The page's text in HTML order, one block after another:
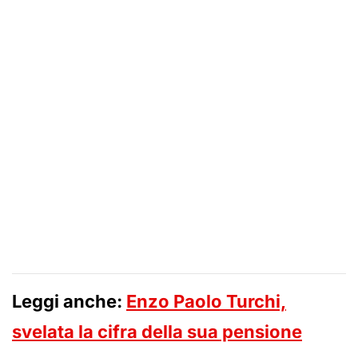
Leggi anche: Enzo Paolo Turchi,
svelata la cifra della sua pensione